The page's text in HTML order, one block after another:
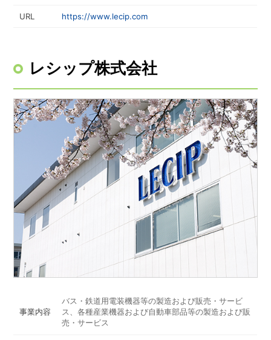
URL https://www.lecip.com
レシップ株式会社
事業内容
バス・鉄道用電装機器等の製造および販売・サービ
ス、各種産業機器および自動車部品等の製造および販
売・サービス